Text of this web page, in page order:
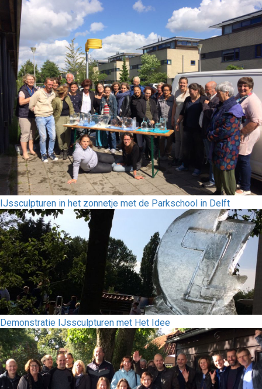
IJssculpturen in het zonnetje met de Parkschool in Delft
Demonstratie IJssculpturen met Het Idee